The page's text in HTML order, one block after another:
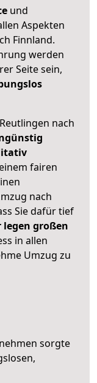
und
Aspekten
Finnland.
werden
Seite sein,
nach
fairen
nach
Sie dafür tief
legen großen
in allen
Umzug zu
sorgte